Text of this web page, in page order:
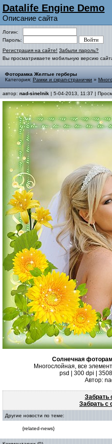
Datalife Engine Demo
Описание сайта
Логин:
Пароль:
Регистрация на сайте! Забыли пароль?
Вы просматриваете мобильную версию
Фоторамка Желтые герберы
Категория: Рамки и скрап-странички »
автор: nad-sinelnik | 5-04-2013, 11:37 |
Солнечная
Многослойная, все
psd | 300 dpi |
Автор:
Забрать
Забрать с
Другие новости по теме:
{related-news}